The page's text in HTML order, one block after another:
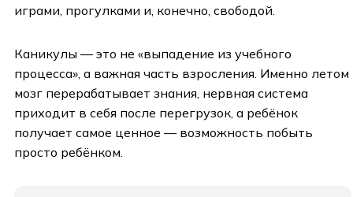
играми, прогулками и, конечно, свободой.
Каникулы — это не «выпадение из учебного
процесса», а важная часть взросления. Именно летом
мозг перерабатывает знания, нервная система
приходит в себя после перегрузок, а ребёнок
получает самое ценное — возможность побыть
просто ребёнком.